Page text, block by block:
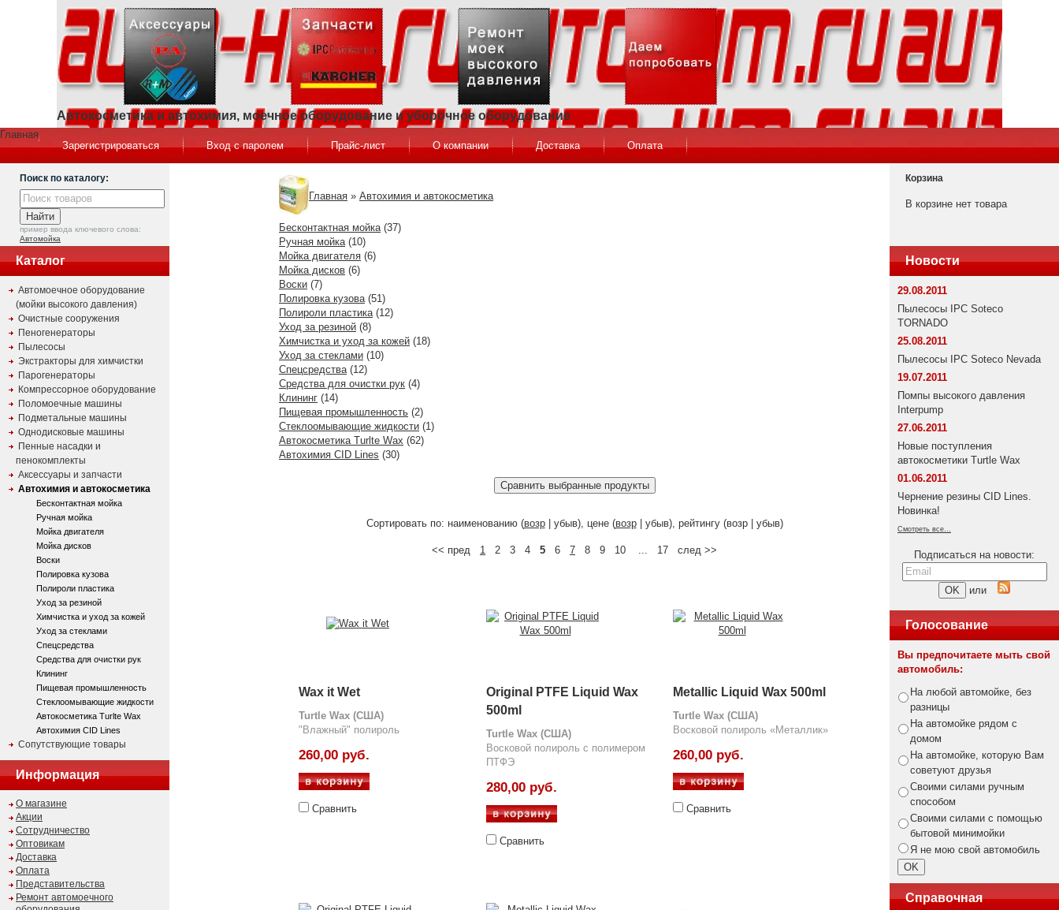
Автокосметика и автохимия, моечное оборудование и уборочное оборудование
Главная
Зарегистрироваться
Вход с паролем Прайс-лист О компании Доставка Оплата
Поиск по каталогу:
пример ввода ключевого слова:
Автомойка
Каталог
Автомоечное оборудование
(мойки высокого давления)
Очистные сооружения
Пеногенераторы
Пылесосы
Экстракторы для химчистки
Парогенераторы
Компрессорное оборудование
Поломоечные машины
Подметальные машины
Однодисковые машины
Пенные насадки и
пенокомплекты
Аксессуары и запчасти
Автохимия и автокосметика
Бесконтактная мойка
Ручная мойка
Мойка двигателя
Мойка дисков
Воски
Полировка кузова
Полироли пластика
Уход за резиной
Химчистка и уход за кожей
Уход за стеклами
Спецсредства
Средства для очистки рук
Клининг
Пищевая промышленность
Стеклоомывающие жидкости
Автокосметика Turlte Wax
Автохимия CID Lines
Сопутствующие товары
Информация
О магазине
Акции
Сотрудничество
Оптовикам
Доставка
Оплата
Представительства
Ремонт автомоечного
Главная » Автохимия и автокосметика
Бесконтактная мойка(37)
Ручная мойка(10)
Мойка двигателя (6)
Мойка дисков (6)
Воски (7)
Полировка кузова(51)
Полироли пластика(12)
Уход за резиной (8)
Химчистка и уход за кожей (18)
Уход за стеклами (10)
Спецсредства(12)
Средства для очистки рук (4)
Клининг (14)
Пищевая промышленность (2)
Стеклоомывающие жидкости (1)
Автокосметика Turlte Wax (62)
Автохимия CID Lines (30)
Сортировать по: наименованию (возр| убыв), цене (возр| убыв), рейтингу (возр | убыв)
<< пред 1 2 3 4 5 6 7 8 9 10 ... 17 след >>
Wax it Wet
Turtle Wax (США)
"Влажный" полироль
260,00 руб.
Сравнить
Original PTFE Liquid Wax
500ml
Turtle Wax (США)
Восковой полироль с полимером
ПТФЭ
280,00 руб.
Сравнить
Metallic Liquid Wax 500ml
Turtle Wax (США)
Восковой полироль «Металлик»
260,00 руб.
Сравнить
Корзина
В корзине нет товара
Новости
29.08.2011
Пылесосы IPC Soteco
TORNADO
25.08.2011
Пылесосы IPC Soteco Nevada
19.07.2011
Помпы высокого давления
Interpump
27.06.2011
Новые поступления
автокосметики Turtle Wax
01.06.2011
Чернение резины CID Lines.
Новинка!
Смотреть все...
Подписаться на новости:
или
Голосование
Вы предпочитаете мыть свой
автомобиль:
На любой автомойке, без
разницы
На автомойке рядом с
домом
На автомойке, которую Вам
советуют друзья
Своими силами ручным
способом
Своими силами с помощью
бытовой минимойки
Я не мою свой автомобиль
Справочная